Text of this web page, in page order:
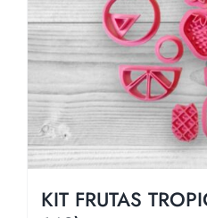
KIT FRUTAS